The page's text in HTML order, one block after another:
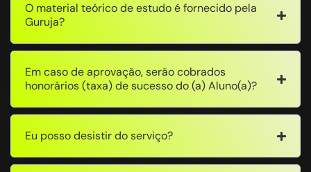
O material teórico de estudo é fornecido pela
Guruja?
Em caso de aprovação, serão cobrados
honorários (taxa) de sucesso do (a) Aluno(a)?
Eu posso desistir do serviço?